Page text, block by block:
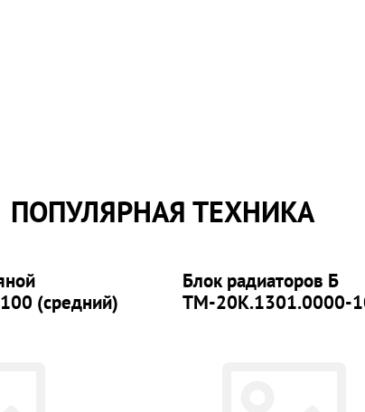
ПОПУЛЯРНАЯ ТЕХНИКА
(средний)
Блок радиаторов Б
ТМ-20К.1301.0000-